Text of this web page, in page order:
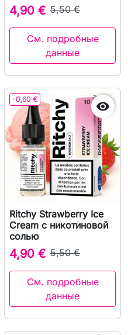
4,90 € 5,50 €
См. подробные
данные
-0,60 € 
Ritchy Strawberry Ice
Cream с никотиновой
солью
4,90 € 5,50 €
См. подробные
данные